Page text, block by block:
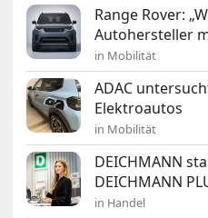
Range Rover:
Autohersteller
in Mobilität
ADAC
Elektroautos
in Mobilität
DEICHMANN
DEICHMANN
in Handel